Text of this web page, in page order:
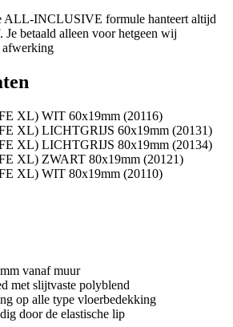
ALL-INCLUSIVE formule hanteert altijd
Je betaald alleen voor hetgeen wij
afwerking
XL) WIT 60x19mm (20116)
XL) LICHTGRIJS 60x19mm (20131)
XL) LICHTGRIJS 80x19mm (20134)
XL) ZWART 80x19mm (20121)
XL) WIT 80x19mm (20110)
vanaf muur
met slijtvaste polyblend
op alle type vloerbedekking
door de elastische lip